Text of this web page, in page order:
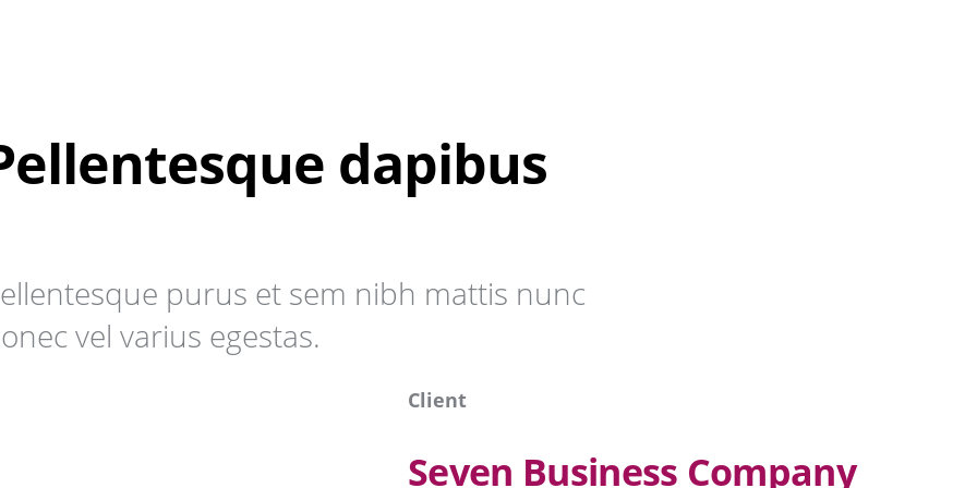
dapibus
purus et sem nibh mattis nunc
vel varius egestas.
Client
Seven Business Company